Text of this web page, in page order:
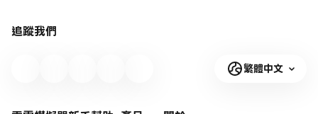
追蹤我們
繁體中文